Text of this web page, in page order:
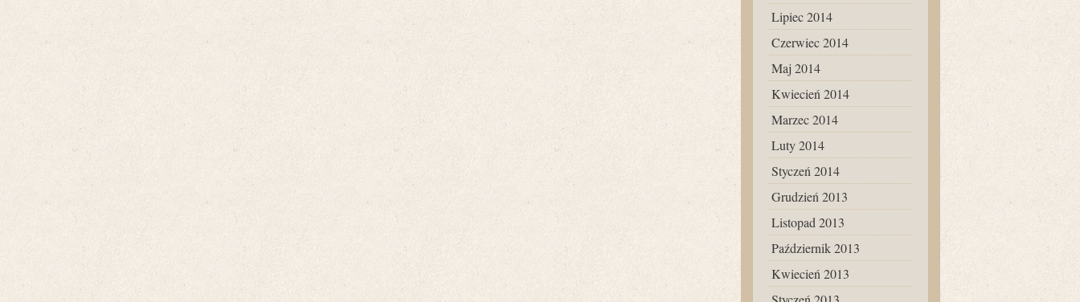
Lipiec 2014
Czerwiec 2014
Maj 2014
Kwiecień 2014
Marzec 2014
Luty 2014
Styczeń 2014
Grudzień 2013
Listopad 2013
Październik 2013
Kwiecień 2013